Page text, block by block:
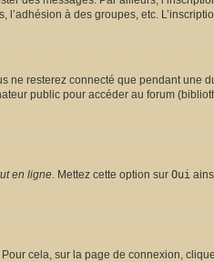
à des groupes, etc.
ne resterez connecté que pendant une
public pour accéder au forum
en ligne. Mettez cette option sur Oui
cela, sur la page de connexion,